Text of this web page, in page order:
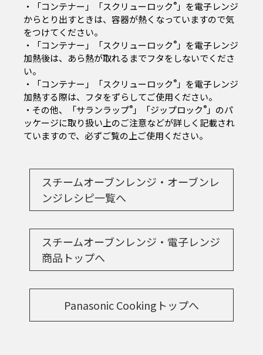
・「コンテナー」「スクリューロック® 」を電子レンジ
からとり出すときは、容器が熱くなっていますので気
をつけてください。
・「コンテナー」「スクリューロック® 」を電子レンジ
加熱後は、あら熱が取れるまでフタをしないでくださ
い。
・「コンテナー」「スクリューロック® 」を電子レンジ
加熱する際は、フタをずらしてご使用ください。
・その他、「サランラップ® 」「ジップロック® 」のパ
ッケージに取り扱い上のご注意などが詳しく記載され
ていますので、必ずご覧の上ご使用ください。
スチームオーブンレンジ・オーブンレ
ンジレシピ一覧へ
スチームオーブンレンジ・電子レンジ
商品トップへ
Panasonic Cookingトップへ